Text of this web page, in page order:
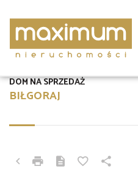
BIŁGORAJ
DOM NA SPRZEDAŻ